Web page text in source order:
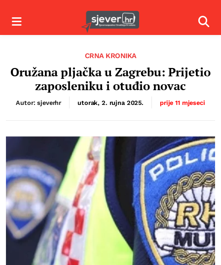
Izbornik
CRNA KRONIKA
Oružana pljačka u Zagrebu: Prijetio
zaposleniku i otuđio novac
Autor: sjeverhr utorak, 2. rujna 2025. prije 11 mjeseci